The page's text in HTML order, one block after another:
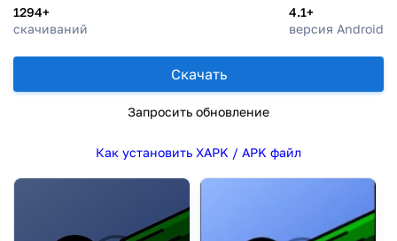
1294+
скачиваний
4.1+
версия Android
Скачать
Запросить обновление
Как установить XAPK / APK файл